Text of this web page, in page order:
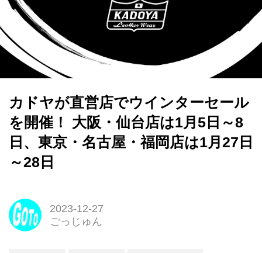
カドヤが直営店でウインターセール
を開催！ 大阪・仙台店は1月5日～8
日、東京・名古屋・福岡店は1月27日
～28日
2023-12-27
ごっじゅん